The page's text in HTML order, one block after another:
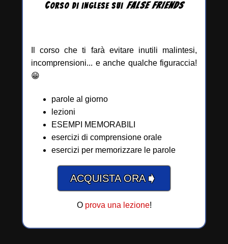
CORSO DI INGLESE SUI FALSEFRIENDS
Il corso che ti farà evitare inutili malintesi,
incomprensioni... e anche qualche figuraccia!
😁
parole al giorno
lezioni
ESEMPI MEMORABILI
esercizi di comprensione orale
esercizi per memorizzare le parole
ACQUISTA ORA➧
O prova una lezione!